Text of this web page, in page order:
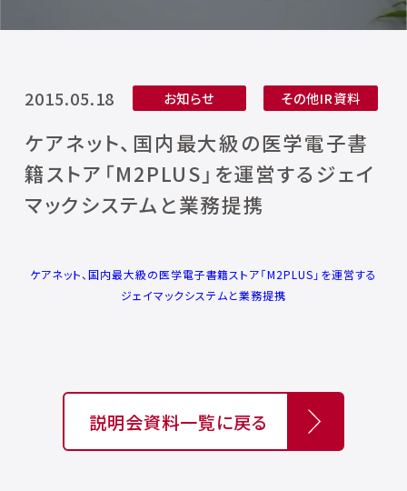
2015.05.18 お知らせ その他IR資料
ケアネット、国内最大級の医学電子書
籍ストア「M2PLUS」を運営するジェイ
マックシステムと業務提携
ケアネット、国内最大級の医学電子書籍ストア「M2PLUS」を運営する
ジェイマックシステムと業務提携
説明会資料一覧に戻る